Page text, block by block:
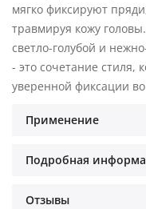
мягко фиксируют
травмируя кожу
светло-голубой и
- это сочетание стиля,
уверенной фиксации
Применение
Подробная
Отзывы